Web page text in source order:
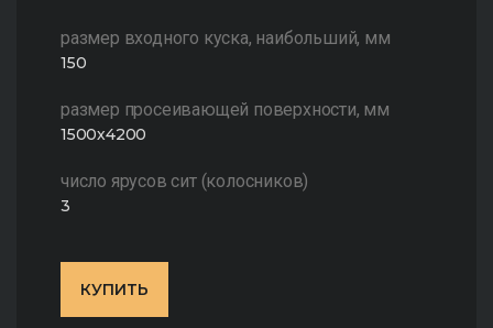
размер входного куска, наибольший, мм
150
размер просеивающей поверхности, мм
1500х4200
число ярусов сит (колосников)
3
КУПИТЬ